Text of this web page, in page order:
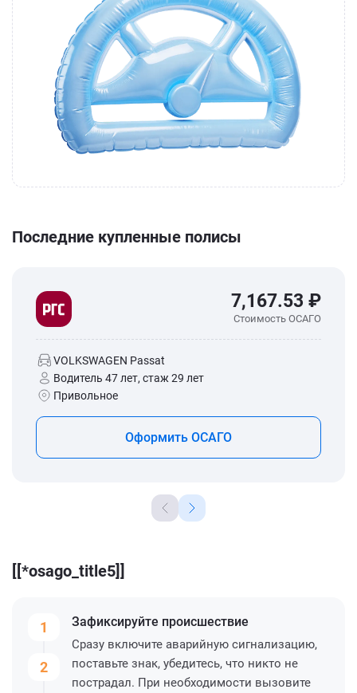
Последние купленные полисы
7,167.53 ₽
Стоимость ОСАГО
VOLKSWAGEN Passat
Водитель 47 лет, стаж 29 лет
Привольное
Оформить ОСАГО
[[*osago_title5]]
1
2
Зафиксируйте происшествие
Сразу включите аварийную сигнализацию,
поставьте знак, убедитесь, что никто не
пострадал. При необходимости вызовите